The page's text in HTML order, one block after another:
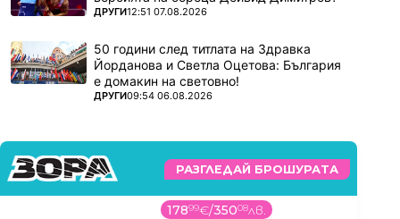
ПОВЕЧЕ ОТ
ДРУГИ12:51 07.08.2026
50 години след титлата на Здравка
Йорданова и Светла Оцетова: България
е домакин на световно!
ПОВЕЧЕ ОТ
ДРУГИ09:54 06.08.2026
РАЗГЛЕДАЙ БРОШУРАТА
17899€/35008лв.